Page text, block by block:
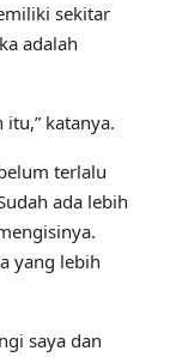
sekitar
adalah
katanya.
terlalu
ada lebih
yang lebih
saya dan